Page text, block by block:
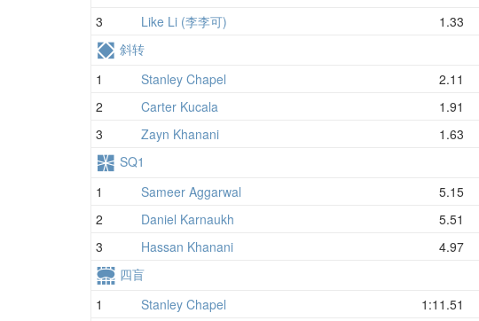
3 Like Li (李李可) 1.33
斜转
1
Stanley Chapel 2.11
2 Carter Kucala 1.91
3 Zayn Khanani 1.63
SQ1
1
Sameer Aggarwal 5.15
2 Daniel Karnaukh 5.51
3 Hassan Khanani 4.97
四盲
1
Stanley Chapel 1:11.51